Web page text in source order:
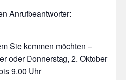
Anrufbeantworter:
Sie kommen möchten –
oder Donnerstag, 2. Oktober
9.00 Uhr